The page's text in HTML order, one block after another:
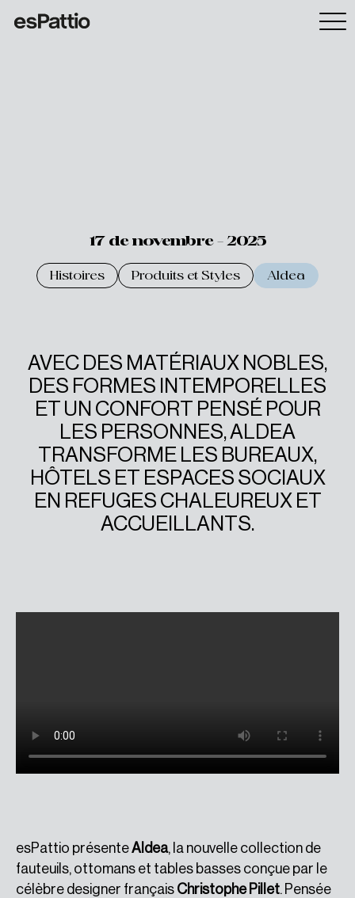
17 de novembre - 2025
Histoires Produits et Styles Aldea
AVEC DES MATÉRIAUX NOBLES,
DES FORMES INTEMPORELLES
ET UN CONFORT PENSÉ POUR
LES PERSONNES, ALDEA
TRANSFORME LES BUREAUX,
HÔTELS ET ESPACES SOCIAUX
EN REFUGES CHALEUREUX ET
ACCUEILLANTS.
esPattio présenteAldea, la nouvelle collection de
fauteuils, ottomans et tables basses conçue par le
célèbre designer français Christophe Pillet. Pensée